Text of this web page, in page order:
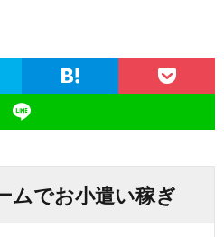
ムでお小遣い稼ぎ